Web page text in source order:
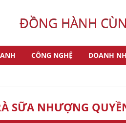
ĐỒNG HÀNH
CÔNG NGHỆ DOANH
SỮA NHƯỢNG